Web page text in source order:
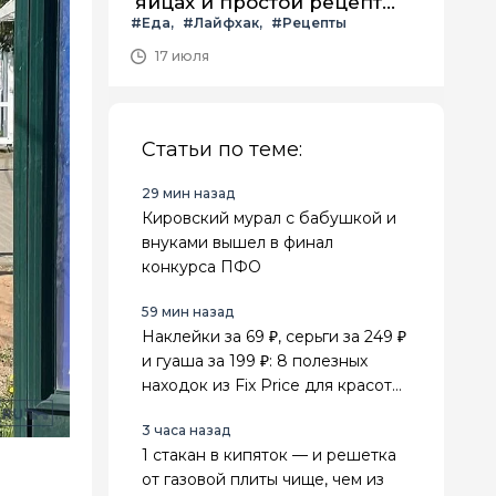
летнего салата с ним
#Еда #Лайфхак
#Рецепты
17 июля
Статьи по теме:
29 мин назад
Кировский мурал с бабушкой и
внуками вышел в финал
конкурса ПФО
59 мин назад
Наклейки за 69 ₽, серьги за 249 ₽
и гуаша за 199 ₽: 8 полезных
находок из Fix Price для красоты,
3 часа назад
1 стакан в кипяток — и решетка
от газовой плиты чище, чем из